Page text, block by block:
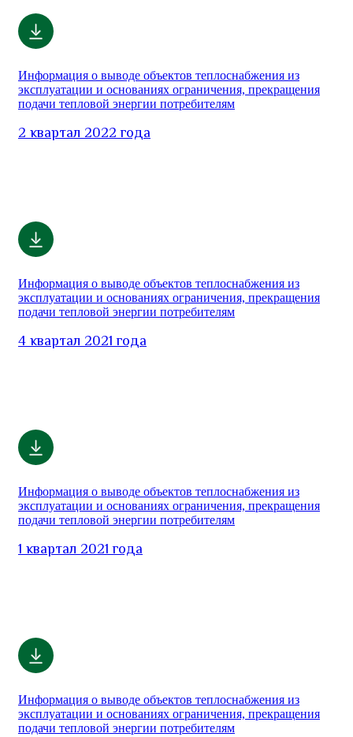
Информация о выводе объектов теплоснабжения из
эксплуатации и основаниях ограничения, прекращения
подачи тепловой энергии потребителям
2 квартал 2022 года
Информация о выводе объектов теплоснабжения из
эксплуатации и основаниях ограничения, прекращения
подачи тепловой энергии потребителям
4 квартал 2021 года
Информация о выводе объектов теплоснабжения из
эксплуатации и основаниях ограничения, прекращения
подачи тепловой энергии потребителям
1 квартал 2021 года
Информация о выводе объектов теплоснабжения из
эксплуатации и основаниях ограничения, прекращения
подачи тепловой энергии потребителям